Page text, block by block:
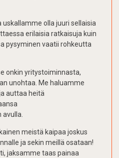
uskallamme olla juuri sellaisia
erilaisia ratkaisuja kuin
pysyminen vaatii rohkeutta
onkin yritystoiminnasta,
unohtaa. Me haluamme
auttaa heitä
meistä kaipaa joskus
ja sekin meillä osataan!
jaksamme taas painaa